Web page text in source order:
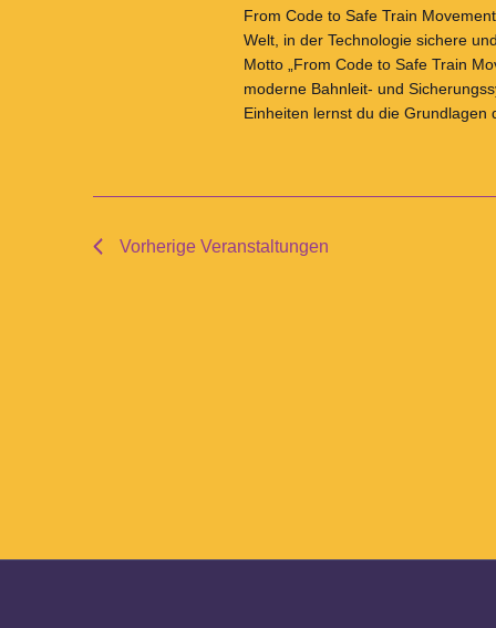
From Code to Safe Train
Welt, in der Technologie sichere
Motto „From Code to Safe Train
moderne Bahnleit- und
Einheiten lernst du die
Vorherige Veranstaltungen